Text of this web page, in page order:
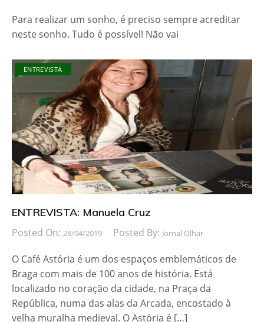
Para realizar um sonho, é preciso sempre acreditar
neste sonho. Tudo é possível! Não vai
ENTREVISTA
ENTREVISTA: Manuela Cruz
Posted On: 28/04/2019 Posted By: Jornal Olhar
O Café Astória é um dos espaços emblemáticos de
Braga com mais de 100 anos de história. Está
localizado no coração da cidade, na Praça da
República, numa das alas da Arcada, encostado à
velha muralha medieval. O Astória é […]